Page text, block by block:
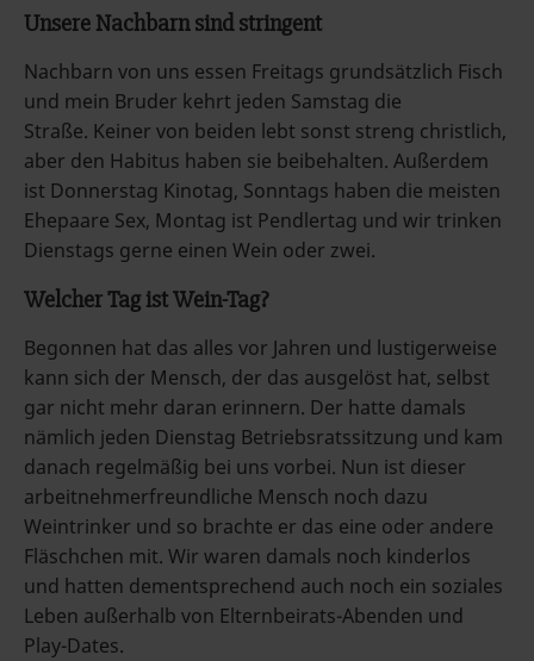
Unsere Nachbarn sind stringent
Nachbarn von uns essen Freitags grundsätzlich Fisch
und mein Bruder kehrt jeden Samstag die
Straße. Keiner von beiden lebt sonst streng christlich,
aber den Habitus haben sie beibehalten. Außerdem
ist Donnerstag Kinotag, Sonntags haben die meisten
Ehepaare Sex, Montag ist Pendlertag und wir trinken
Dienstags gerne einen Wein oder zwei.
Welcher Tag ist Wein-Tag?
Begonnen hat das alles vor Jahren und lustigerweise
kann sich der Mensch, der das ausgelöst hat, selbst
gar nicht mehr daran erinnern. Der hatte damals
nämlich jeden Dienstag Betriebsratssitzung und kam
danach regelmäßig bei uns vorbei. Nun ist dieser
arbeitnehmerfreundliche Mensch noch dazu
Weintrinker und so brachte er das eine oder andere
Fläschchen mit. Wir waren damals noch kinderlos
und hatten dementsprechend auch noch ein soziales
Leben außerhalb von Elternbeirats-Abenden und
Play-Dates.